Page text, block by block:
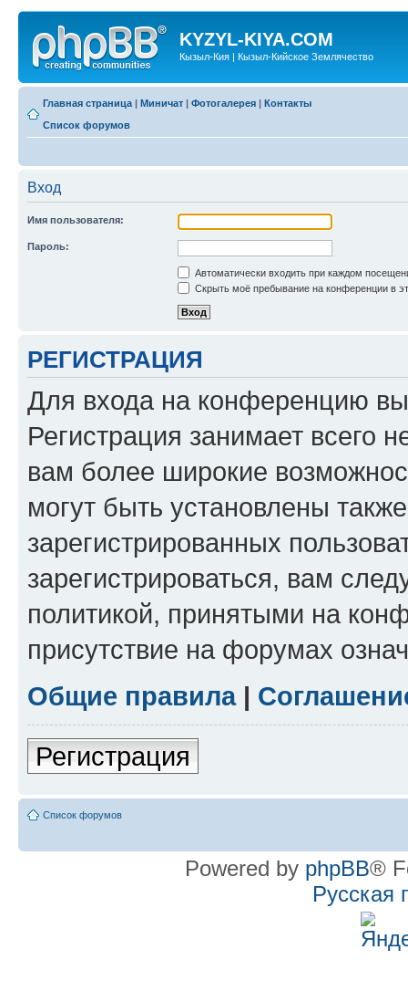
KYZYL-KIYA.COM
Кызыл-Кия | Кызыл-Кийское Землячество
Главная страница | Миничат | Фотогалерея | Контакты
Список форумов
Вход
Имя пользователя:
Пароль:
Автоматически входить при каждом
Скрыть моё пребывание на конференции в
РЕГИСТРАЦИЯ
Для входа на конференцию
Регистрация занимает всего
вам более широкие
могут быть установлены
зарегистрированных
зарегистрироваться, вам
политикой, принятыми на
присутствие на форумах
Общие правила|
Регистрация
Список форумов
Powered by phpBB®
Русская